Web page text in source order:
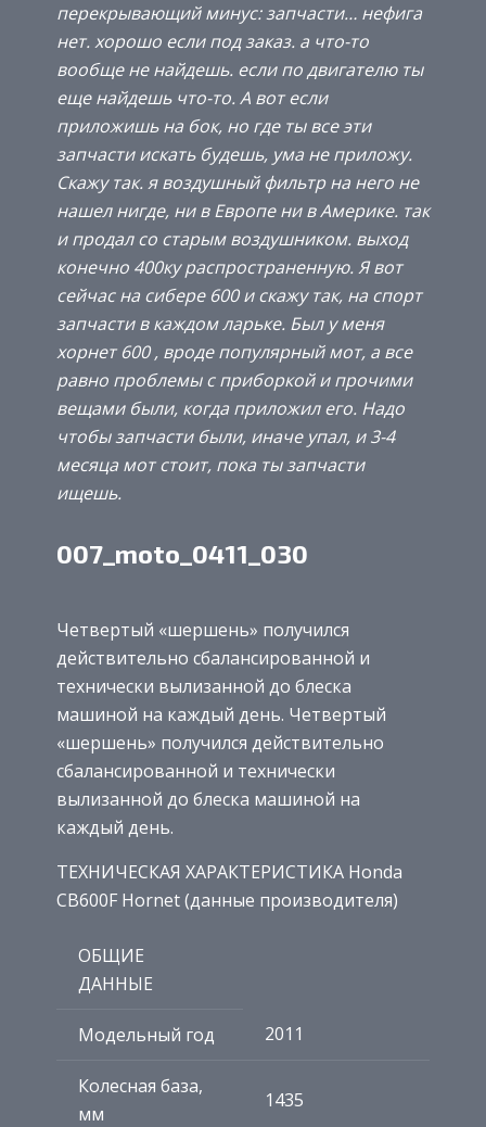
перекрывающий минус: запчасти… нефига
нет. хорошо если под заказ. а что-то
вообще не найдешь. если по двигателю ты
еще найдешь что-то. А вот если
приложишь на бок, но где ты все эти
запчасти искать будешь, ума не приложу.
Скажу так. я воздушный фильтр на него не
нашел нигде, ни в Европе ни в Америке. так
и продал со старым воздушником. выход
конечно 400ку распространенную. Я вот
сейчас на сибере 600 и скажу так, на спорт
запчасти в каждом ларьке. Был у меня
хорнет 600 , вроде популярный мот, а все
равно проблемы с приборкой и прочими
вещами были, когда приложил его. Надо
чтобы запчасти были, иначе упал, и 3-4
месяца мот стоит, пока ты запчасти
ищешь.
007_moto_0411_030
Четвертый «шершень» получился
действительно сбалансированной и
технически вылизанной до блеска
машиной на каждый день. Четвертый
«шершень» получился действительно
сбалансированной и технически
вылизанной до блеска машиной на
каждый день.
ТЕХНИЧЕСКАЯ ХАРАКТЕРИСТИКА Honda
CB600F Hornet (данные производителя)
ОБЩИЕ
ДАННЫЕ
Модельный год 2011
Колесная база,
мм
1435